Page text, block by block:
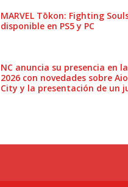
MARVEL Tōkon: Fighting
disponible en PS5 y PC
NC anuncia su presencia en
2026 con novedades sobre
City y la presentación de un